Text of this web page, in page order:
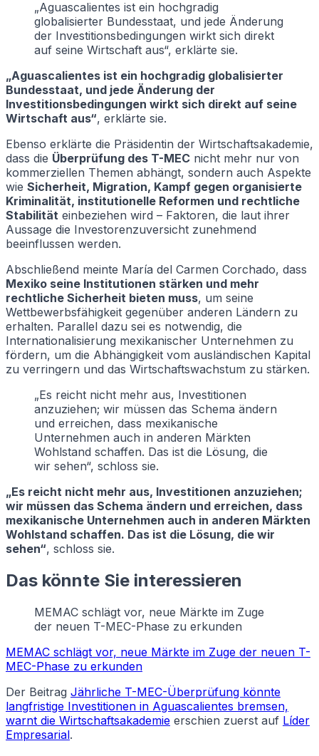
„Aguascalientes ist ein hochgradig
globalisierter Bundesstaat, und jede Änderung
der Investitionsbedingungen wirkt sich direkt
auf seine Wirtschaft aus“, erklärte sie.
„Aguascalientes ist ein hochgradig globalisierter
Bundesstaat, und jede Änderung der
Investitionsbedingungen wirkt sich direkt auf seine
Wirtschaft aus“, erklärte sie.
Ebenso erklärte die Präsidentin der Wirtschaftsakademie,
dass die Überprüfung des T-MEC nicht mehr nur von
kommerziellen Themen abhängt, sondern auch Aspekte
wie Sicherheit, Migration, Kampf gegen organisierte
Kriminalität, institutionelle Reformen und rechtliche
Stabilität einbeziehen wird – Faktoren, die laut ihrer
Aussage die Investorenzuversicht zunehmend
beeinflussen werden.
Abschließend meinte María del Carmen Corchado, dass
Mexiko seine Institutionen stärken und mehr
rechtliche Sicherheit bieten muss, um seine
Wettbewerbsfähigkeit gegenüber anderen Ländern zu
erhalten. Parallel dazu sei es notwendig, die
Internationalisierung mexikanischer Unternehmen zu
fördern, um die Abhängigkeit vom ausländischen Kapital
zu verringern und das Wirtschaftswachstum zu stärken.
„Es reicht nicht mehr aus, Investitionen
anzuziehen; wir müssen das Schema ändern
und erreichen, dass mexikanische
Unternehmen auch in anderen Märkten
Wohlstand schaffen. Das ist die Lösung, die
wir sehen“, schloss sie.
„Es reicht nicht mehr aus, Investitionen anzuziehen;
wir müssen das Schema ändern und erreichen, dass
mexikanische Unternehmen auch in anderen Märkten
Wohlstand schaffen. Das ist die Lösung, die wir
sehen“, schloss sie.
Das könnte Sie interessieren
MEMAC schlägt vor, neue Märkte im Zuge
der neuen T-MEC-Phase zu erkunden
MEMAC schlägt vor, neue Märkte im Zuge der neuen T-
MEC-Phase zu erkunden
Der Beitrag Jährliche T-MEC-Überprüfung könnte
langfristige Investitionen in Aguascalientes bremsen,
warnt die Wirtschaftsakademie erschien zuerst auf Líder
Empresarial.